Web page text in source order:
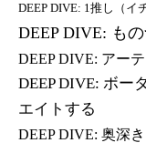
DEEP DIVE: 1推し（イ
DEEP DIVE: も
DEEP DIVE: アー
DEEP DIVE: ボー
エイトする
DEEP DIVE: 奥深